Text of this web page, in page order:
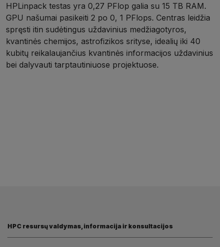
HPLinpack testas yra 0,27 PFlop galia su 15 TB RAM.
GPU našumai pasikeiti 2 po 0, 1 PFlops. Centras leidžia
spręsti itin sudėtingus uždavinius medžiagotyros,
kvantinės chemijos, astrofizikos srityse, idealių iki 40
kubitų reikalaujančius kvantinės informacijos uždavinius
bei dalyvauti tarptautiniuose projektuose.
HPC resursų valdymas, informacija ir konsultacijos